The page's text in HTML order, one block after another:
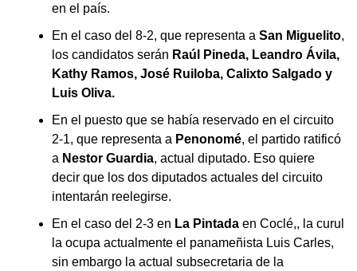
en el país.
En el caso del 8-2, que representa a San Miguelito,
los candidatos serán Raúl Pineda, Leandro Ávila,
Kathy Ramos, José Ruiloba, Calixto Salgado y
Luis Oliva.
En el puesto que se había reservado en el circuito
2-1, que representa a Penonomé, el partido ratificó
a Nestor Guardia, actual diputado. Eso quiere
decir que los dos diputados actuales del circuito
intentarán reelegirse.
En el caso del 2-3 en La Pintada en Coclé,, la curul
la ocupa actualmente el panameñista Luis Carles,
sin embargo la actual subsecretaria de la